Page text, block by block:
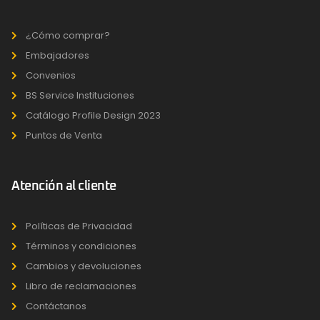
¿Cómo comprar?
Embajadores
Convenios
BS Service Instituciones
Catálogo Profile Design 2023
Puntos de Venta
Atención al cliente
Políticas de Privacidad
Términos y condiciones
Cambios y devoluciones
Libro de reclamaciones
Contáctanos